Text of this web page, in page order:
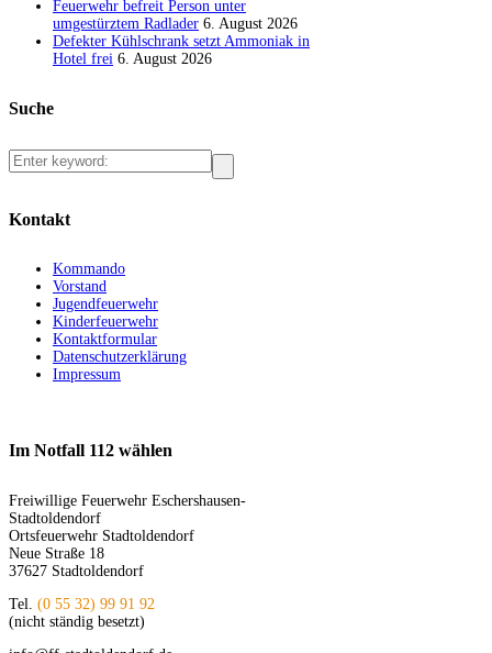
Feuerwehr befreit Person unter
umgestürztem Radlader 6. August 2026
Defekter Kühlschrank setzt Ammoniak in
Hotel frei 6. August 2026
Suche
Kontakt
Kommando
Vorstand
Jugendfeuerwehr
Kinderfeuerwehr
Kontaktformular
Datenschutzerklärung
Impressum
Im Notfall 112 wählen
Freiwillige Feuerwehr Eschershausen-
Stadtoldendorf
Ortsfeuerwehr Stadtoldendorf
Neue Straße 18
37627 Stadtoldendorf
Tel. (0 55 32) 99 91 92
(nicht ständig besetzt)